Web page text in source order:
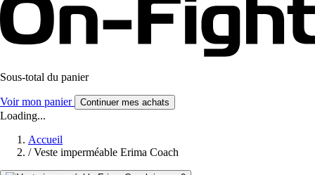
Sous-total du panier
Voir mon panier Continuer mes achats
Loading...
Accueil
/ Veste imperméable Erima Coach